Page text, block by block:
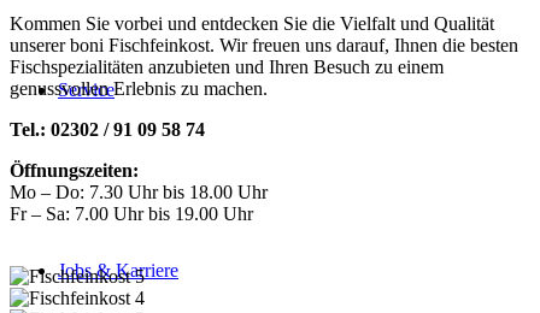
Service
Jobs & Karriere
Kommen Sie vorbei und entdecken Sie die Vielfalt und Qualität
unserer boni Fischfeinkost. Wir freuen uns darauf, Ihnen die besten
Fischspezialitäten anzubieten und Ihren Besuch zu einem
genussvollen Erlebnis zu machen.
Tel.: 02302 / 91 09 58 74
Öffnungszeiten:
Mo – Do: 7.30 Uhr bis 18.00 Uhr
Fr – Sa: 7.00 Uhr bis 19.00 Uhr